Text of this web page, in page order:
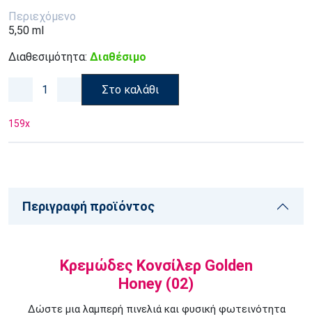
Περιεχόμενο
5,50 ml
Διαθεσιμότητα: Διαθέσιμο
Στο καλάθι
159x
Περιγραφή προϊόντος
Κρεμώδες Κονσίλερ Golden
Honey (02)
Δώστε μια λαμπερή πινελιά και φυσική φωτεινότητα